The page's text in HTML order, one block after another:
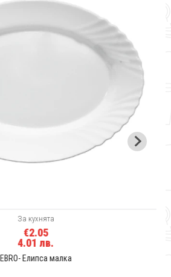
За кухнята
€2.05
4.01 лв.
EBRO- Елипса малка